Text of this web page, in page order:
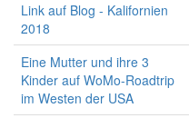
Link auf Blog - Kalifornien
2018
Eine Mutter und ihre 3
Kinder auf WoMo-Roadtrip
im Westen der USA